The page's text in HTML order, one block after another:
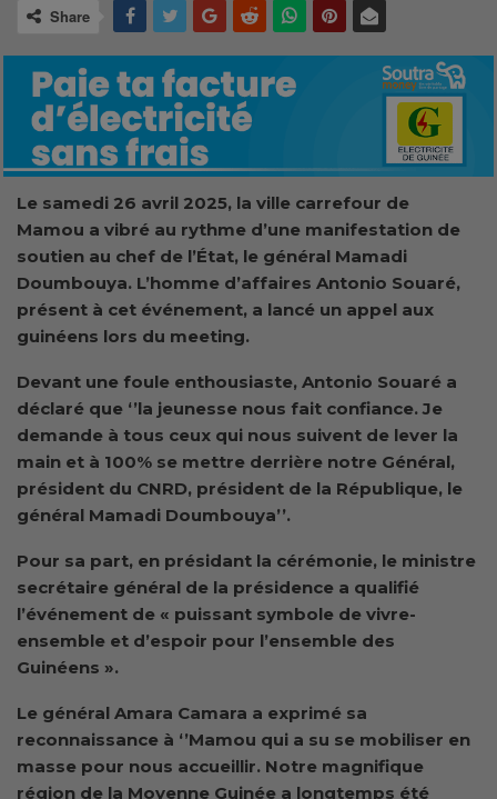
Share
Le samedi 26 avril 2025, la ville carrefour de
Mamou a vibré au rythme d’une manifestation de
soutien au chef de l’État, le général Mamadi
Doumbouya. L’homme d’affaires Antonio Souaré,
présent à cet événement, a lancé un appel aux
guinéens lors du meeting.
Devant une foule enthousiaste, Antonio Souaré a
déclaré que ‘’la jeunesse nous fait confiance. Je
demande à tous ceux qui nous suivent de lever la
main et à 100% se mettre derrière notre Général,
président du CNRD, président de la République, le
général Mamadi Doumbouya’’.
Pour sa part, en présidant la cérémonie, le ministre
secrétaire général de la présidence a qualifié
l’événement de « puissant symbole de vivre-
ensemble et d’espoir pour l’ensemble des
Guinéens ».
Le général Amara Camara a exprimé sa
reconnaissance à ‘’Mamou qui a su se mobiliser en
masse pour nous accueillir. Notre magnifique
région de la Moyenne Guinée a longtemps été